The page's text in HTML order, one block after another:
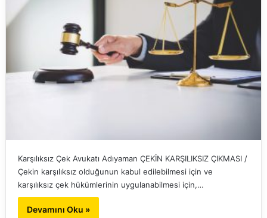
Karşılıksız Çek Avukatı Adıyaman ÇEKİN KARŞILIKSIZ ÇIKMASI /
Çekin karşılıksız olduğunun kabul edilebilmesi için ve
karşılıksız çek hükümlerinin uygulanabilmesi için,…
Devamını Oku »